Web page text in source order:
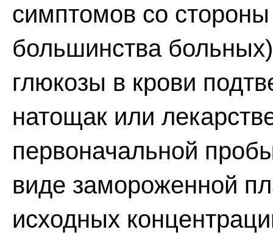
симптомов со
большинства
глюкозы в крови
натощак или
первоначальной
виде замороженной
исходных